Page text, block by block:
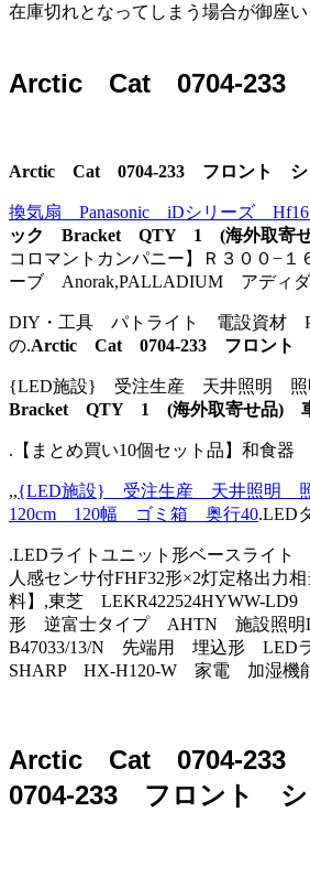
在庫切れとなってしまう場合が御座
Arctic Cat 0704-233
Arctic Cat 0704-233 フロント
換気扇 Panasonic iDシリーズ Hf16
ック Bracket QTY 1 (海外取寄せ
コロマントカンパニー】Ｒ３００−
ーブ Anorak,PALLADIUM アディ
DIY・工具 パトライト 電設資材
の.Arctic Cat 0704-233 フロント
{LED施設} 受注生産 天井照明 照
Bracket QTY 1 (海外取寄せ品) 車
.【まとめ買い10個セット品】和食
,,{LED施設} 受注生産 天井照明 照
120cm 120幅 ゴミ箱 奥行40.LED
.LEDライトユニット形ベースライ
人感センサ付FHF32形×2灯定格出
料】,東芝 LEKR422524HYWW-
形 逆富士タイプ AHTN 施設照明
B47033/13/N 先端用 埋込形 LED
SHARP HX-H120-W 家電 加湿機
Arctic Cat 0704-233
0704-233 フロント